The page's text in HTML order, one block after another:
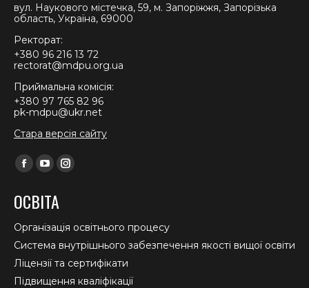
вул. Наукового містечка, 59, м. Запоріжжя, Запорізька
область, Україна, 69000
Ректорат:
+380 96 216 13 72
rectorat@mdpu.org.ua
Приймальна комісія:
+380 97 765 82 96
pk-mdpu@ukr.net
Стара версія сайту
Find us on:
Facebook
opens
in
new
window
YouTube
opens
in
new
window
Instagram
in
new
window
ОСВІТА
Організація освітнього процесу
Система внутрішнього забезпечення якості вищої освіти
Ліцензії та сертифікати
Підвищення кваліфікації